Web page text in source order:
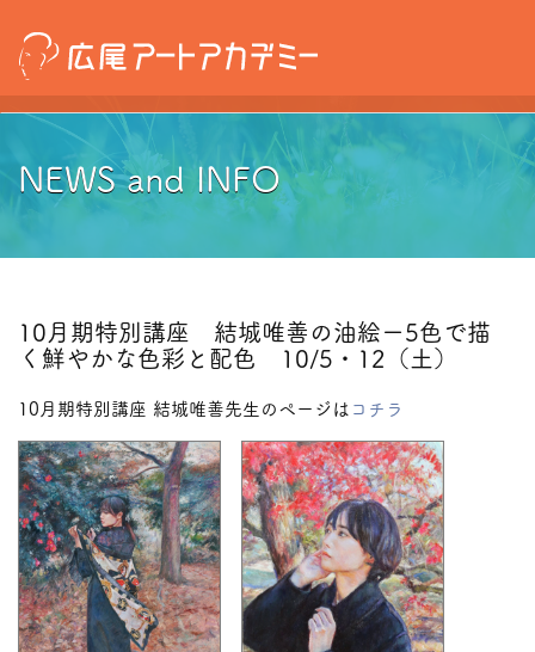
NEWS and INFO
10月期特別講座 結城唯善の油絵ー5色で描
く鮮やかな色彩と配色 10/5・12（土）
10月期特別講座 結城唯善先生のページは コチラ